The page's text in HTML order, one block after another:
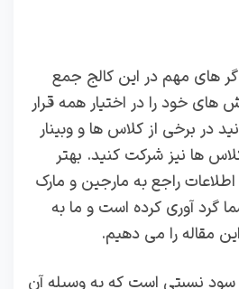
های مهم در این کالج جمع
های خود را در اختیار همه قرار
در برخی از کلاس ها و وبینار
ها نیز شرکت کنید. بهتر
راجع به مارجین و مارک
گرد آوری کرده است و ما به
مقاله را می دهیم.
سود نسبتی است که به وسیله آن